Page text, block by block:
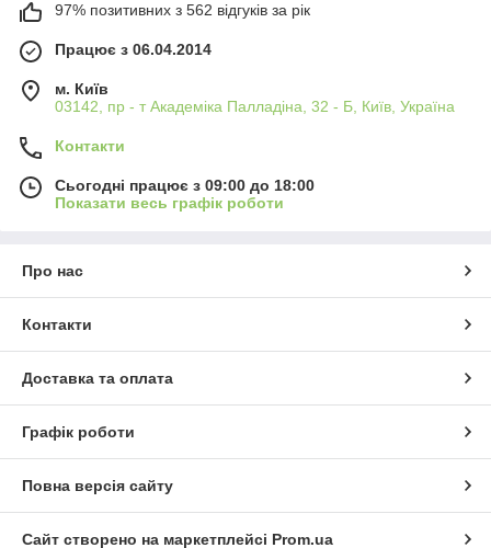
97% позитивних з 562 відгуків за рік
Працює з 06.04.2014
м. Київ
03142, пр - т Академіка Палладіна, 32 - Б, Київ, Україна
Контакти
Сьогодні працює з 09:00 до 18:00
Показати весь графік роботи
Про нас
Контакти
Доставка та оплата
Графік роботи
Повна версія сайту
Сайт створено на маркетплейсі Prom.ua